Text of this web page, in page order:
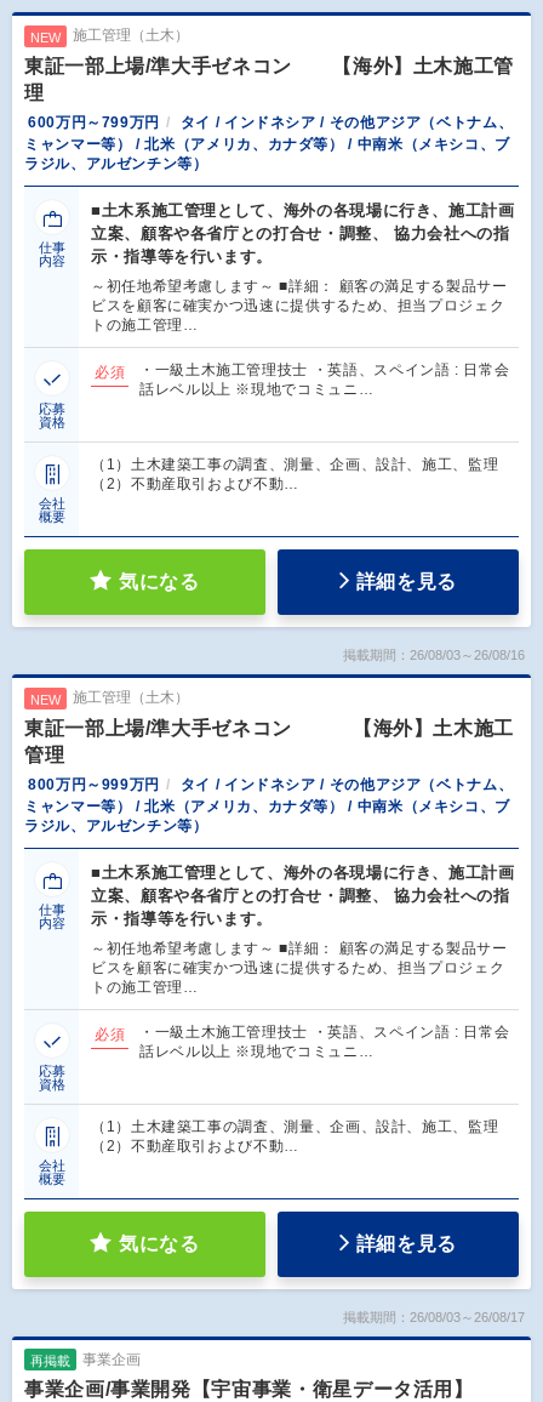
NEW 施工管理（土木）
東証一部上場/準大手ゼネコン 【海外】土木施工管
理
600万円～799万円
タイ / インドネシア / その他アジア（ベトナム、
ミャンマー等） / 北米（アメリカ、カナダ等） / 中南米（メキシコ、ブ
ラジル、アルゼンチン等）
仕事
内容
■土木系施工管理として、海外の各現場に行き、施工計画
立案、顧客や各省庁との打合せ・調整、 協力会社への指
示・指導等を行います。
～初任地希望考慮します～ ■詳細： 顧客の満足する製品サー
ビスを顧客に確実かつ迅速に提供するため、担当プロジェク
トの施工管理…
応募
資格
必須
・一級土木施工管理技士 ・英語、スペイン語 : 日常会
話レベル以上 ※現地でコミュニ…
会社
概要
（1）土木建築工事の調査、測量、企画、設計、施工、監理
（2）不動産取引および不動…
気になる 詳細を見る
掲載期間：26/08/03～26/08/16
NEW 施工管理（土木）
東証一部上場/準大手ゼネコン 【海外】土木施工
管理
800万円～999万円
タイ / インドネシア / その他アジア（ベトナム、
ミャンマー等） / 北米（アメリカ、カナダ等） / 中南米（メキシコ、ブ
ラジル、アルゼンチン等）
仕事
内容
■土木系施工管理として、海外の各現場に行き、施工計画
立案、顧客や各省庁との打合せ・調整、 協力会社への指
示・指導等を行います。
～初任地希望考慮します～ ■詳細： 顧客の満足する製品サー
ビスを顧客に確実かつ迅速に提供するため、担当プロジェク
トの施工管理…
応募
資格
必須
・一級土木施工管理技士 ・英語、スペイン語 : 日常会
話レベル以上 ※現地でコミュニ…
会社
概要
（1）土木建築工事の調査、測量、企画、設計、施工、監理
（2）不動産取引および不動…
気になる 詳細を見る
掲載期間：26/08/03～26/08/17
再掲載 事業企画
事業企画/事業開発【宇宙事業・衛星データ活用】